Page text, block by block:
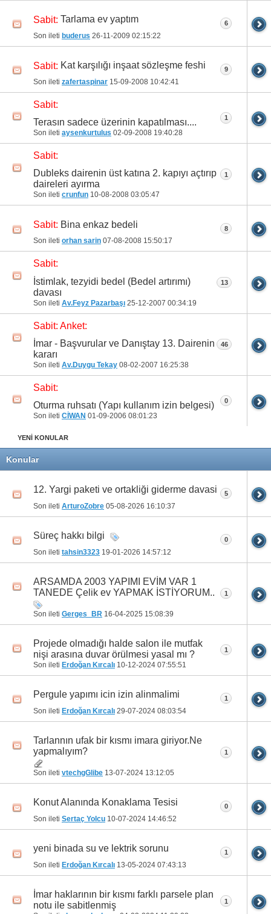
Sabit: Tarlama ev yaptım
Son ileti buderus 26-11-2009 02:15:22
6
Sabit: Kat karşılığı inşaat sözleşme feshi
Son ileti zafertaspinar 15-09-2008 10:42:41
9
Sabit:
Terasın sadece üzerinin kapatılması....
Son ileti aysenkurtulus 02-09-2008 19:40:28
1
Sabit:
Dubleks dairenin üst katına 2. kapıyı açtırıp
daireleri ayırma
Son ileti crunfun 10-08-2008 03:05:47
1
Sabit: Bina enkaz bedeli
Son ileti orhan sarin 07-08-2008 15:50:17
8
Sabit:
İstimlak, tezyidi bedel (Bedel artırımı)
davası
Son ileti Av.Feyz Pazarbaşı 25-12-2007 00:34:19
13
Sabit: Anket:
İmar - Başvurular ve Danıştay 13. Dairenin
kararı
Son ileti Av.Duygu Tekay 08-02-2007 16:25:38
46
Sabit:
Oturma ruhsatı (Yapı kullanım izin belgesi)
Son ileti CİWAN 01-09-2006 08:01:23
0
YENİ KONULAR
Konular
12. Yargi paketi ve ortakliği giderme davasi
Son ileti ArturoZobre 05-08-2026 16:10:37
5
Süreç hakkı bilgi
Son ileti tahsin3323 19-01-2026 14:57:12
0
ARSAMDA 2003 YAPIMI EVİM VAR 1
TANEDE Çelik ev YAPMAK İSTİYORUM..
Son ileti Gerges_BR 16-04-2025 15:08:39
1
Projede olmadığı halde salon ile mutfak
nişi arasına duvar örülmesi yasal mı ?
Son ileti Erdoğan Kırcalı 10-12-2024 07:55:51
1
Pergule yapımı icin izin alinmalimi
Son ileti Erdoğan Kırcalı 29-07-2024 08:03:54
1
Tarlannın ufak bir kısmı imara giriyor.Ne
yapmalıyım?
Son ileti vtechgGlibe 13-07-2024 13:12:05
1
Konut Alanında Konaklama Tesisi
Son ileti Sertaç Yolcu 10-07-2024 14:46:52
0
yeni binada su ve lektrik sorunu
Son ileti Erdoğan Kırcalı 13-05-2024 07:43:13
1
İmar haklarının bir kısmı farklı parsele plan
notu ile sabitlenmiş
1